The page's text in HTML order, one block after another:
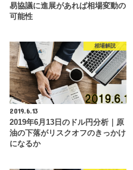
易協議に進展があれば相場変動の
可能性
相場解説
2019.6.13
2019年6月13日のドル円分析｜原
油の下落がリスクオフのきっかけ
になるか